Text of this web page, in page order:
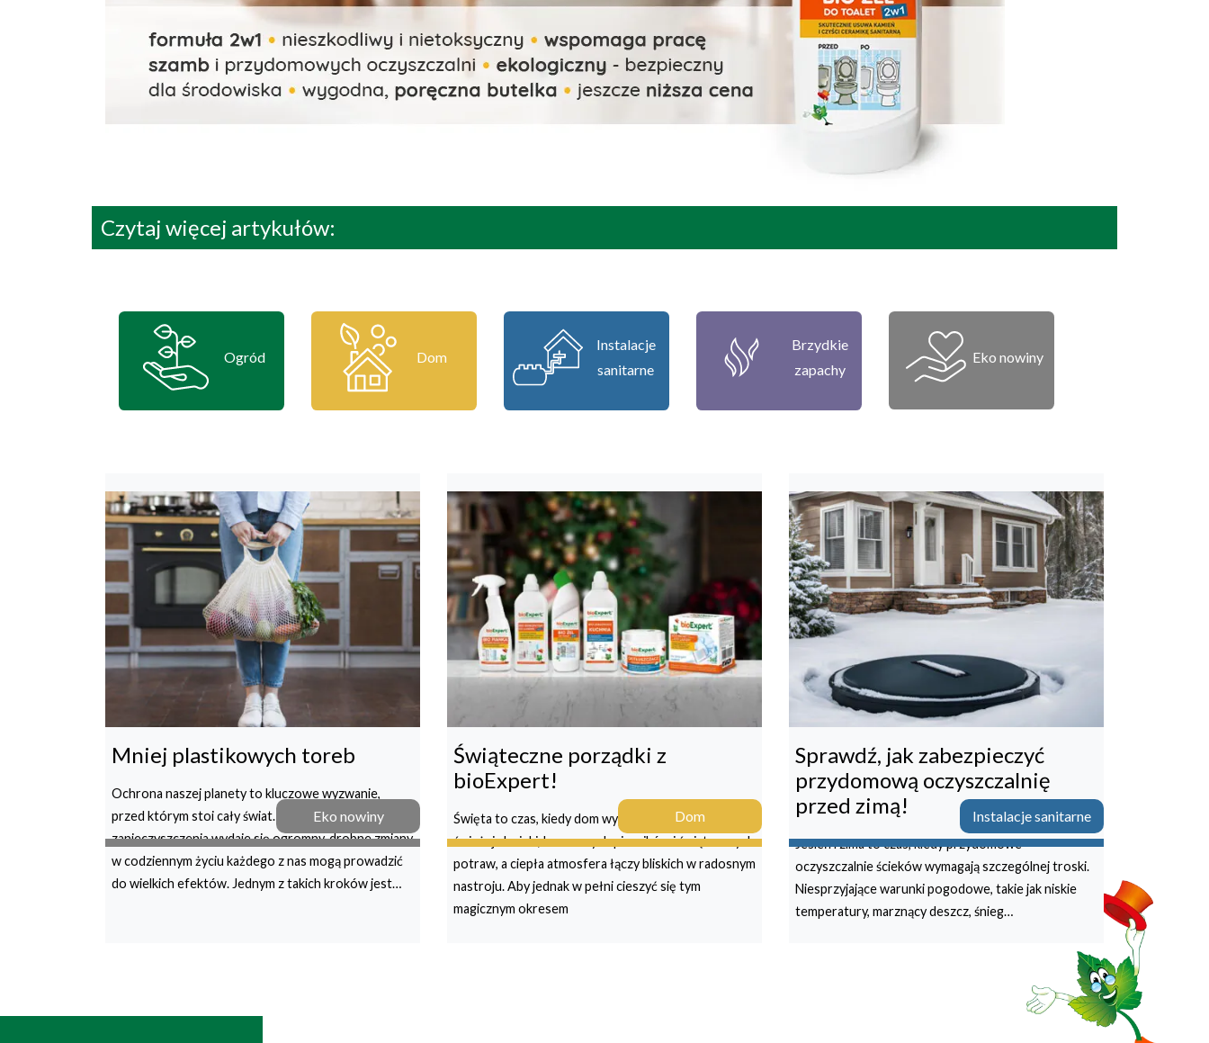
Czytaj więcej artykułów:
Ogród Dom
Instalacje
sanitarne
Brzydkie
zapachy
Eko nowiny
Eko nowiny
Mniej plastikowych toreb
Ochrona naszej planety to kluczowe wyzwanie,
przed którym stoi cały świat. Choć problem
zanieczyszczenia wydaje się ogromny, drobne zmiany
w codziennym życiu każdego z nas mogą prowadzić
do wielkich efektów. Jednym z takich kroków jest…
Dom
Świąteczne porządki z
bioExpert!
Święta to czas, kiedy dom wypełniają aromaty
świeżej choinki, korzennych pierników i świątecznych
potraw, a ciepła atmosfera łączy bliskich w radosnym
nastroju. Aby jednak w pełni cieszyć się tym
magicznym okresem
Instalacje sanitarne
Sprawdź, jak zabezpieczyć
przydomową oczyszczalnię
przed zimą!
Jesień i zima to czas, kiedy przydomowe
oczyszczalnie ścieków wymagają szczególnej troski.
Niesprzyjające warunki pogodowe, takie jak niskie
temperatury, marznący deszcz, śnieg…